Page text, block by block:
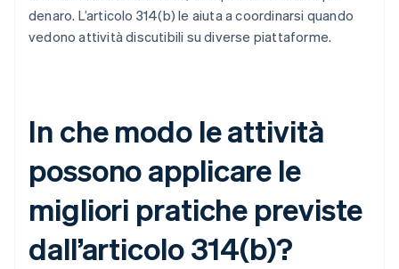
denaro. L’articolo 314(b) le aiuta a coordinarsi quando
vedono attività discutibili su diverse piattaforme.
In che modo le attività
possono applicare le
migliori pratiche previste
dall’articolo 314(b)?